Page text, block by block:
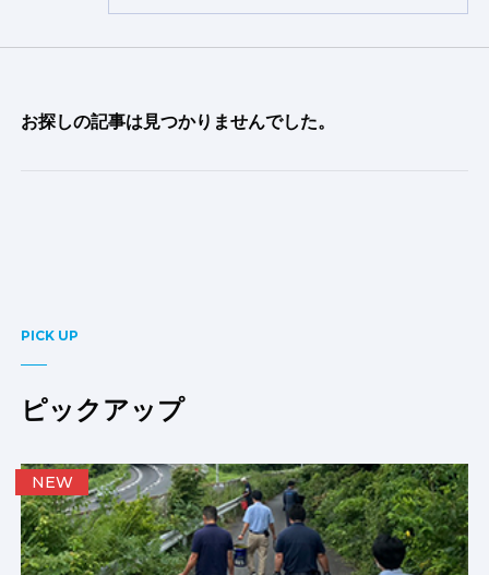
お探しの記事は見つかりませんでした。
PICK UP
ピックアップ
NEW